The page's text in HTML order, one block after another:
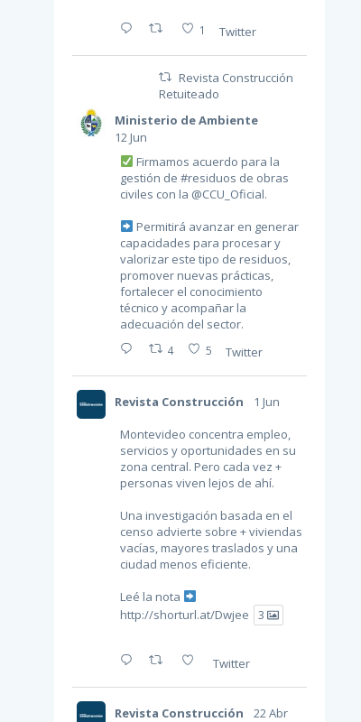
1 Twitter
Revista Construcción
Retuiteado
Ministerio de Ambiente
12 Jun
Firmamos acuerdo para la
gestión de #residuos de obras
civiles con la @CCU_Oficial.
Permitirá avanzar en generar
capacidades para procesar y
valorizar este tipo de residuos,
promover nuevas prácticas,
fortalecer el conocimiento
técnico y acompañar la
adecuación del sector.
4 5 Twitter
Revista Construcción
1 Jun
Montevideo concentra empleo,
servicios y oportunidades en su
zona central. Pero cada vez +
personas viven lejos de ahí.
Una investigación basada en el
censo advierte sobre + viviendas
vacías, mayores traslados y una
ciudad menos eficiente.
Leé la nota
http://shorturl.at/Dwjee
3
Twitter
Revista Construcción
22 Abr